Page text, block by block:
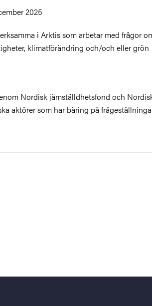
2025
i Arktis som arbetar med frågor
klimatförändring och/och eller grön
Nordisk jämställdhetsfond och
aktörer som har bäring på